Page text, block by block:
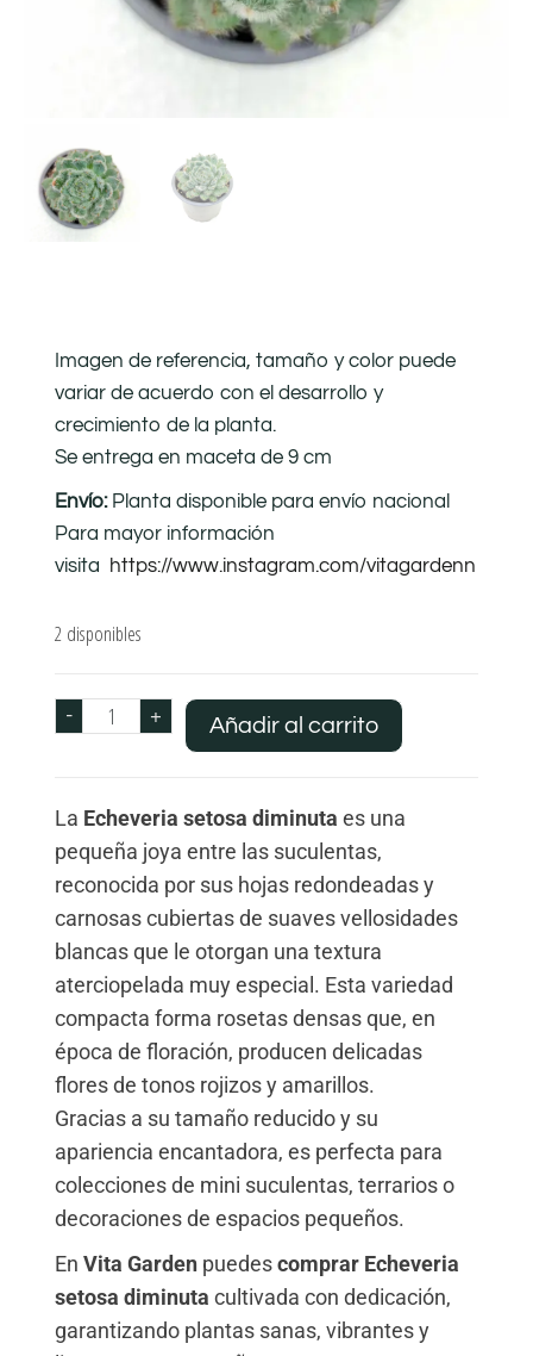
Imagen de referencia, tamaño y color puede
variar de acuerdo con el desarrollo y
crecimiento de la planta.
Se entrega en maceta de 9 cm
Envío: Planta disponible para envío nacional
Para mayor información
visita
https://www.instagram.com/vitagardenn
2 disponibles
- + Añadir al carrito
La Echeveria setosa diminuta es una
pequeña joya entre las suculentas,
reconocida por sus hojas redondeadas y
carnosas cubiertas de suaves vellosidades
blancas que le otorgan una textura
aterciopelada muy especial. Esta variedad
compacta forma rosetas densas que, en
época de floración, producen delicadas
flores de tonos rojizos y amarillos.
Gracias a su tamaño reducido y su
apariencia encantadora, es perfecta para
colecciones de mini suculentas, terrarios o
decoraciones de espacios pequeños.
En Vita Garden puedescomprar Echeveria
setosa diminuta cultivada con dedicación,
garantizando plantas sanas, vibrantes y